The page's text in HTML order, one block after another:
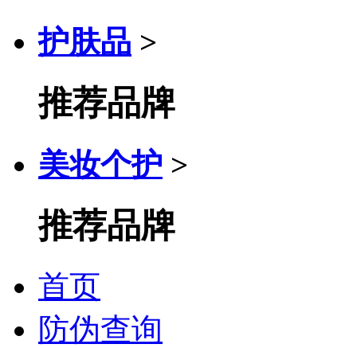
护肤品 >
推荐品牌
美妆个护 >
推荐品牌
首页
防伪查询